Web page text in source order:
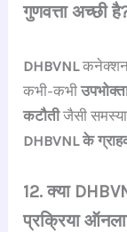
गुणवत्ता अच्छी
DHBVNLकनेक्शन
कभी-कभी
कटौतीजैसी
DHBVNL के
12. क्या
प्रक्रिया